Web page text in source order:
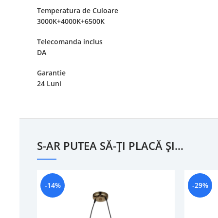
Temperatura de Culoare
3000K+4000K+6500K
Telecomanda inclus
DA
Garantie
24 Luni
S-AR PUTEA SĂ-ȚI PLACĂ ȘI…
-14% -29%